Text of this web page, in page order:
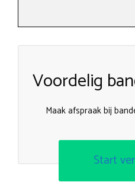
Voordelig
Maak afspraak bij
Start